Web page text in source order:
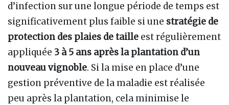
d’infection sur une longue période de temps est
significativement plus faible si une stratégie de
protection des plaies de taille est régulièrement
appliquée 3 à 5 ans après la plantation d’un
nouveau vignoble. Si la mise en place d’une
gestion préventive de la maladie est réalisée
peu après la plantation, cela minimise le